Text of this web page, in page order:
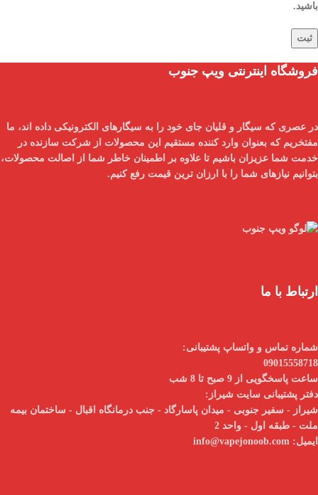
باشید.
فروشگاه اینترنتی ویپ جنوب
در عصری که سیگار و قلیان جای خود را به سیگارهای الکترونیکی داده اند، ما
مفتخریم که بعنوان وارد کننده مستقیم این محصولات از شرکت سازنده در
خدمت شما عزیزان باشیم تا علاوه بر اطمینان خاطر شما از
اصالت محصولات،
بتوانیم نیازهای شما را با ارزان ترین قیمت رفع کنیم.
ارتباط با ما
شماره تماس و واتساپ پشتیبانی:
09015558718
ساعت پاسخگویی از 9 صبح تا 8 شب
دفتر پشتیبانی سایت شیراز:
شیراز - سفیر جنوبی - میدان پاسارگاد - جنب درمانگاه اقبال - ساختمان بیمه
ملت - طبقه اول - واحد 2
ایمیل: